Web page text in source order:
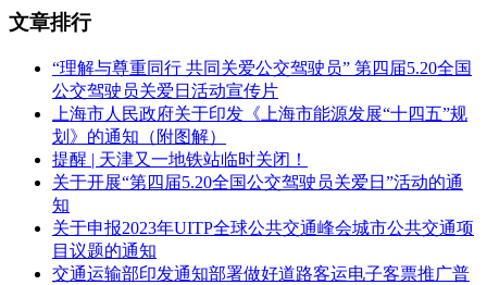
文章排行
“理解与尊重同行 共同关爱公交驾驶员” 第四届5.20全国
公交驾驶员关爱日活动宣传片
上海市人民政府关于印发《上海市能源发展“十四五”规
划》的通知（附图解）
提醒 | 天津又一地铁站临时关闭！
关于开展“第四届5.20全国公交驾驶员关爱日”活动的通
知
关于申报2023年UITP全球公共交通峰会城市公共交通项
目议题的通知
交通运输部印发通知部署做好道路客运电子客票推广普